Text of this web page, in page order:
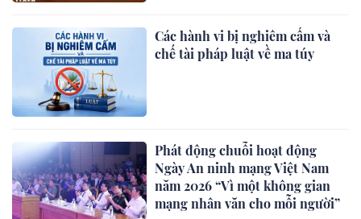
Các hành vi bị nghiêm cấm và
chế tài pháp luật về ma túy
Phát động chuỗi hoạt động
Ngày An ninh mạng Việt Nam
năm 2026 “Vì một không gian
mạng nhân văn cho mỗi người”